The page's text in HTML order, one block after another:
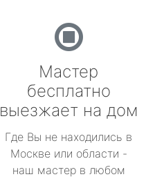
Мастер
бесплатно
выезжает на дом
Где Вы не находились в
Москве или области -
наш мастер в любом